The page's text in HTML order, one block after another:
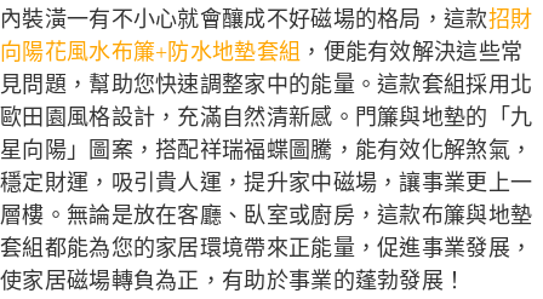
內裝潢一有不小心就會釀成不好磁場的格局，這款招財
向陽花風水布簾+防水地墊套組 ，便能有效解決這些常
見問題，幫助您快速調整家中的能量。這款套組採用北
歐田園風格設計，充滿自然清新感。門簾與地墊的「九
星向陽」圖案，搭配祥瑞福蝶圖騰，能有效化解煞氣，
穩定財運，吸引貴人運，提升家中磁場，讓事業更上一
層樓。無論是放在客廳、臥室或廚房，這款布簾與地墊
套組都能為您的家居環境帶來正能量，促進事業發展，
使家居磁場轉負為正，有助於事業的蓬勃發展！